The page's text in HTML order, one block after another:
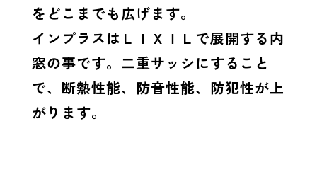
をどこまでも広げます。
インプラスはＬＩＸＩＬで展開する内
窓の事です。二重サッシにすること
で、断熱性能、防音性能、防犯性が上
がります。